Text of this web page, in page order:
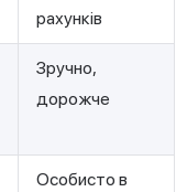
рахунків
Зручно,
дорожче
Особисто в